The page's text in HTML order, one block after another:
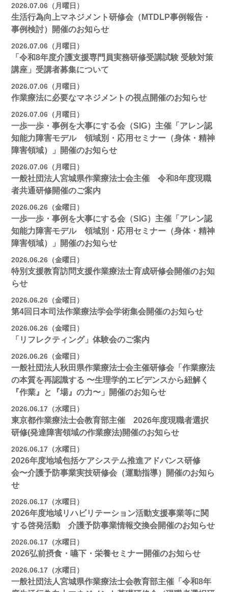
2026.07.06（月曜日）
生活行為向上マネジメント研修会（MTDLP事例報告・
事例検討）開催のお知らせ
2026.07.06（月曜日）
「令和8年度介護支援専門員実務研修受講試験 受験対策
講座」受講者募集について
2026.07.06（月曜日）
作業療法に必要なマネジメントの視点開催のお知らせ
2026.07.06（月曜日）
一歩一歩・事例を大事にする会（SIG）主催「アレン認
知能力障害モデル 領域別・応用セミナー（身体・精神
障害領域）」開催のお知らせ
2026.07.06（月曜日）
一般社団法人宮城県作業療法士会主催 令和8年度現職
者共通研修開催のご案内
2026.06.26（金曜日）
一歩一歩・事例を大事にする会（SIG）主催「アレン認
知能力障害モデル 領域別・応用セミナー（身体・精神
障害領域）」開催のお知らせ
2026.06.26（金曜日）
特別支援教育訪問支援作業療法士育成研修会開催のお知
らせ
2026.06.26（金曜日）
第4回日本司法作業療法学会学術集会開催のお知らせ
2026.06.26（金曜日）
「リフレクティング」体験会のご案内
2026.06.26（金曜日）
一般社団法人秋田県作業療法士会主催研修会「作業療法
の本質を再認識する 〜生理学的エビデンスから紐解く
『作業』と『場』の力〜」開催のお知らせ
2026.06.17（水曜日）
東京都作業療法士会教育部主催 2026年度現職者選択
研修(発達障害領域の作業療法)開催のお知らせ
2026.06.17（水曜日）
2026年度地域包括ケアシステム推進アドバンス研修
会〜介護予防事業実技研修会（運動指導）開催のお知ら
せ
2026.06.17（水曜日）
2026年度地域リハビリテーション活動支援事業等に関
する啓発活動 介護予防事業情報交換会開催のお知らせ
2026.06.17（水曜日）
2026弘前摂食・嚥下・栄養セミナー開催のお知らせ
2026.06.17（水曜日）
一般社団法人宮城県作業療法士会教育部主催「令和8年